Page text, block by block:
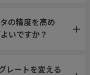
の精度を高め
いですか？
レートを変える